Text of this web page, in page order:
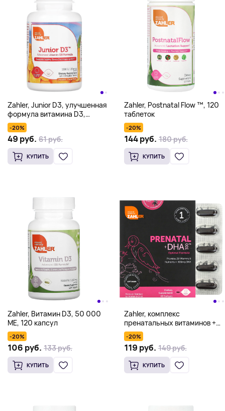
Zahler, Junior D3, улучшенная
формула витамина D3,
апельсин, 25 мкг (1000 МЕ),
120 жевательных таблеток
-20%
49 руб. 61 руб.
КУПИТЬ
Zahler, Postnatal Flow ™, 120
таблеток
-20%
144 руб. 180 руб.
КУПИТЬ
Zahler, Витамин D3, 50 000
МЕ, 120 капсул
-20%
106 руб. 133 руб.
КУПИТЬ
Zahler, комплекс
пренатальных витаминов +
ДГК 300, оптимальная
формула, 60 капсул
-20%
119 руб. 149 руб.
КУПИТЬ